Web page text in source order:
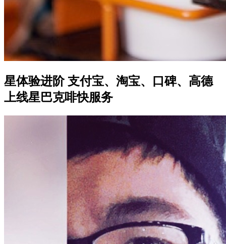
星体验进阶 支付宝、淘宝、口碑、高德
上线星巴克啡快服务